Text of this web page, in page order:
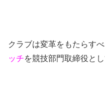
クラブは変革をもたらす
ッチを競技部門取締役と